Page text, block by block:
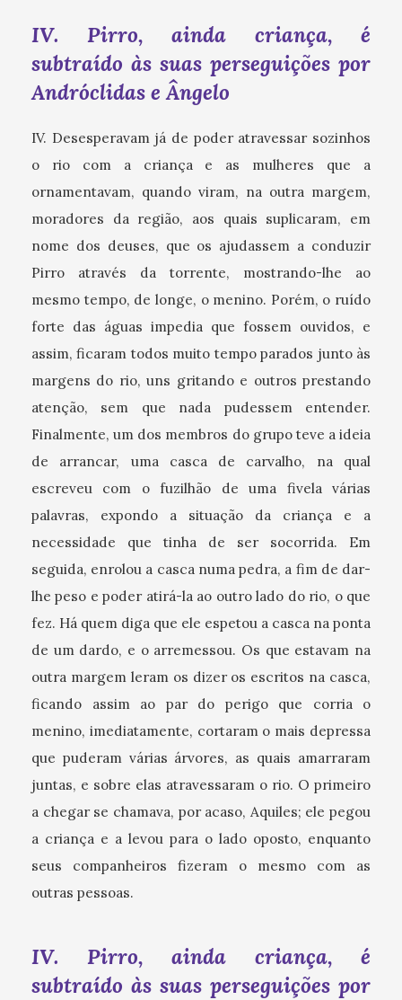
IV. Pirro, ainda criança, é
subtraído às suas perseguições por
Andróclidas e Ângelo
IV. Desesperavam já de poder atravessar sozinhos
o rio com a criança e as mulheres que a
ornamentavam, quando viram, na outra margem,
moradores da região, aos quais suplicaram, em
nome dos deuses, que os ajudassem a conduzir
Pirro através da torrente, mostrando-lhe ao
mesmo tempo, de longe, o menino. Porém, o ruído
forte das águas impedia que fossem ouvidos, e
assim, ficaram todos muito tempo parados junto às
margens do rio, uns gritando e outros prestando
atenção, sem que nada pudessem entender.
Finalmente, um dos membros do grupo teve a ideia
de arrancar, uma casca de carvalho, na qual
escreveu com o fuzilhão de uma fivela várias
palavras, expondo a situação da criança e a
necessidade que tinha de ser socorrida. Em
seguida, enrolou a casca numa pedra, a fim de dar-
lhe peso e poder atirá-la ao outro lado do rio, o que
fez. Há quem diga que ele espetou a casca na ponta
de um dardo, e o arremessou. Os que estavam na
outra margem leram os dizer os escritos na casca,
ficando assim ao par do perigo que corria o
menino, imediatamente, cortaram o mais depressa
que puderam várias árvores, as quais amarraram
juntas, e sobre elas atravessaram o rio. O primeiro
a chegar se chamava, por acaso, Aquiles; ele pegou
a criança e a levou para o lado oposto, enquanto
seus companheiros fizeram o mesmo com as
outras pessoas.
IV. Pirro, ainda criança, é
subtraído às suas perseguições por